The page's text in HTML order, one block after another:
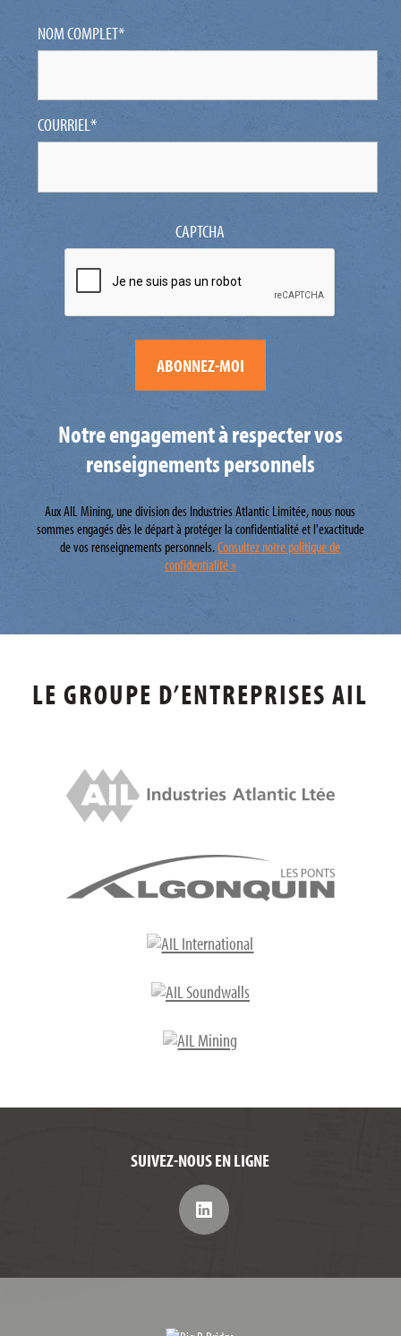
NOM COMPLET*
COURRIEL*
CAPTCHA
Notre engagement à respecter vos
renseignements personnels
Aux AIL Mining, une division des Industries Atlantic Limitée, nous nous
sommes engagés dès le départ à protéger la confidentialité et l'exactitude
de vos renseignements personnels.Consultez notre politique de
confidentialité »
LE GROUPE D’ENTREPRISES AIL
SUIVEZ-NOUS EN LIGNE